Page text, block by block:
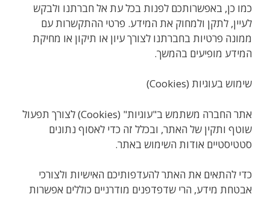
כמו כן, באפשרותכם לפנות בכל עת אל חברתנו ולבקש
לעיין, לתקן ולמחוק את המידע. פרטי ההתקשרות עם
ממונה פרטיות בחברתנו לצורך עיון או תיקון או מחיקת
המידע מופיעים בהמשך.
שימוש בעוגיות (Cookies)
אתר החברה משתמש ב"עוגיות" (Cookies) לצורך תפעול
שוטף ותקין של האתר, ובכלל זה כדי לאסוף נתונים
סטטיסטיים אודות השימוש באתר.
כדי להתאים את האתר להעדפותיכם האישיות ולצורכי
אבטחת מידע, הרי שדפדפנים מודרניים כוללים אפשרות